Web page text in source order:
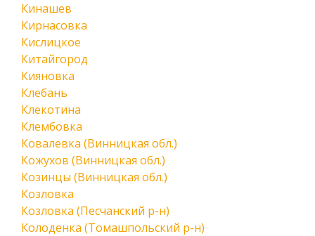
Кинашев
Кирнасовка
Кислицкое
Китайгород
Кияновка
Клебань
Клекотина
Клембовка
Ковалевка (Винницкая обл.)
Кожухов (Винницкая обл.)
Козинцы (Винницкая обл.)
Козловка
Козловка (Песчанский р-н)
Колоденка (Томашпольский р-н)